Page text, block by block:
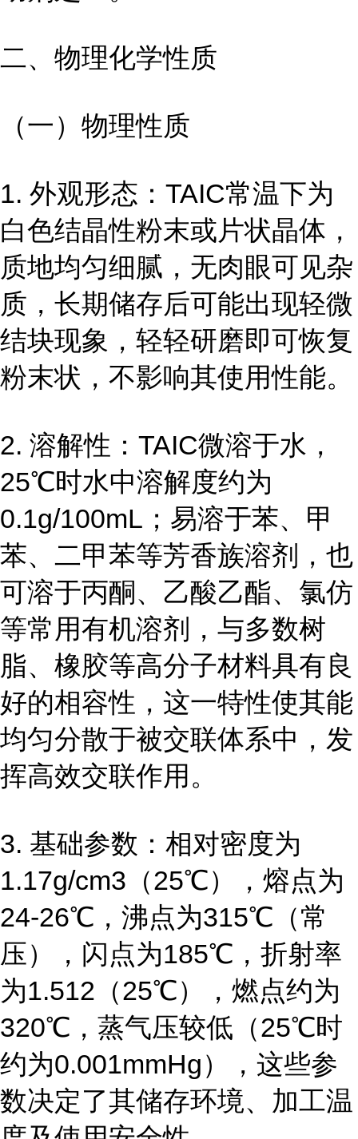
二、物理化学性质
（一）物理性质
1. 外观形态：TAIC常温下为
白色结晶性粉末或片状晶体，
质地均匀细腻，无肉眼可见杂
质，长期储存后可能出现轻微
结块现象，轻轻研磨即可恢复
粉末状，不影响其使用性能。
2. 溶解性：TAIC微溶于水，
25℃时水中溶解度约为
0.1g/100mL；易溶于苯、甲
苯、二甲苯等芳香族溶剂，也
可溶于丙酮、乙酸乙酯、氯仿
等常用有机溶剂，与多数树
脂、橡胶等高分子材料具有良
好的相容性，这一特性使其能
均匀分散于被交联体系中，发
挥高效交联作用。
3. 基础参数：相对密度为
1.17g/cm3（25℃），熔点为
24-26℃，沸点为315℃（常
压），闪点为185℃，折射率
为1.512（25℃），燃点约为
320℃，蒸气压较低（25℃时
约为0.001mmHg），这些参
数决定了其储存环境、加工温